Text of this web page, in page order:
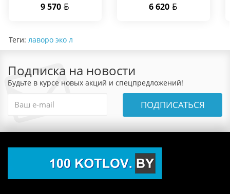
9 570 6 620
Теги: лаворо эко л
Подписка на новости
Будьте в курсе новых акций и спецпредложений!
ПОДПИСАТЬСЯ